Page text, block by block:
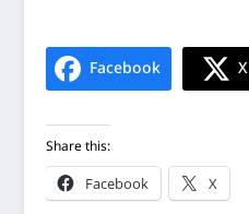
Facebook X
Share this:
Facebook
X